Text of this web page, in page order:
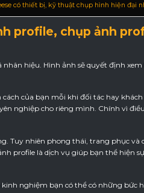
có thiết bị, kỹ thuật chụp hình hiện đại
profile, chụp ảnh
hiệu. Hình ảnh sẽ quyết định
của bạn mỗi khi đối tác hay
nghiệp cho riêng mình. Chính vì
Tuy nhiên phong thái, trang phục và
profile là dịch vụ giúp bạn thể hiện
nghiệm bạn có thể có những bức